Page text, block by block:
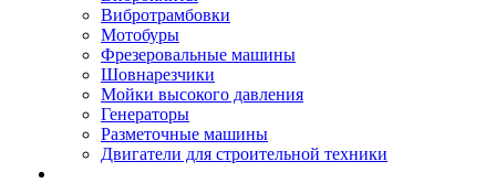
Вибротрамбовки
Мотобуры
Фрезеровальные машины
Шовнарезчики
Мойки высокого давления
Генераторы
Разметочные машины
Двигатели для строительной техники